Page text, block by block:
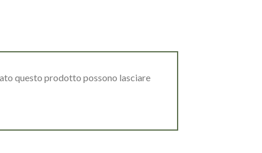
questo prodotto possono lasciare